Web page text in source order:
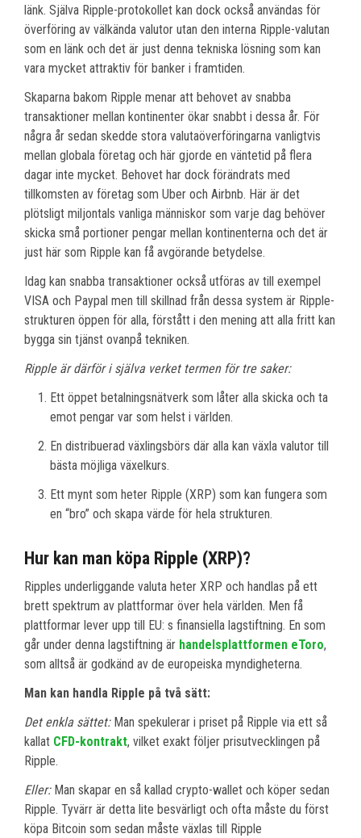
länk. Själva Ripple-protokollet kan dock också användas för
överföring av välkända valutor utan den interna Ripple-valutan
som en länk och det är just denna tekniska lösning som kan
vara mycket attraktiv för banker i framtiden.
Skaparna bakom Ripple menar att behovet av snabba
transaktioner mellan kontinenter ökar snabbt i dessa år. För
några år sedan skedde stora valutaöverföringarna vanligtvis
mellan globala företag och här gjorde en väntetid på flera
dagar inte mycket. Behovet har dock förändrats med
tillkomsten av företag som Uber och Airbnb. Här är det
plötsligt miljontals vanliga människor som varje dag behöver
skicka små portioner pengar mellan kontinenterna och det är
just här som Ripple kan få avgörande betydelse.
Idag kan snabba transaktioner också utföras av till exempel
VISA och Paypal men till skillnad från dessa system är Ripple-
strukturen öppen för alla, förstått i den mening att alla fritt kan
bygga sin tjänst ovanpå tekniken.
Ripple är därför i själva verket termen för tre saker:
Ett öppet betalningsnätverk som låter alla skicka och ta
emot pengar var som helst i världen.
En distribuerad växlingsbörs där alla kan växla valutor till
bästa möjliga växelkurs.
Ett mynt som heter Ripple (XRP) som kan fungera som
en “bro” och skapa värde för hela strukturen.
Hur kan man köpa Ripple (XRP)?
Ripples underliggande valuta heter XRP och handlas på ett
brett spektrum av plattformar över hela världen. Men få
plattformar lever upp till EU: s finansiella lagstiftning. En som
går under denna lagstiftning är handelsplattformen eToro,
som alltså är godkänd av de europeiska myndigheterna.
Man kan handla Ripple på två sätt:
Det enkla sättet:Man spekulerar i priset på Ripple via ett så
kallat CFD-kontrakt, vilket exakt följer prisutvecklingen på
Ripple.
Eller:Man skapar en så kallad crypto-wallet och köper sedan
Ripple. Tyvärr är detta lite besvärligt och ofta måste du först
köpa Bitcoin som sedan måste växlas till Ripple